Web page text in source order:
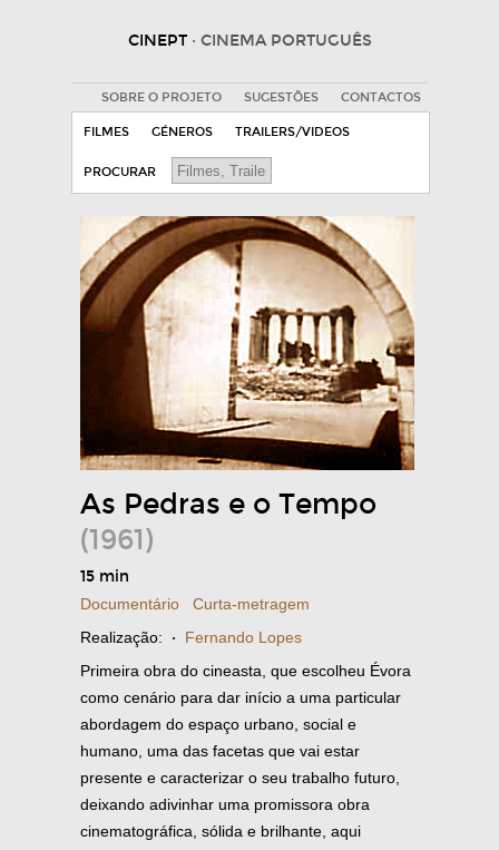
CINEPT · CINEMA PORTUGUÊS
SOBRE O PROJETO SUGESTÕES CONTACTOS
FILMES GÉNEROS TRAILERS/VIDEOS
PROCURAR
As Pedras e o Tempo
(1961)
15 min
Documentário
Curta-metragem
Realização: · Fernando Lopes
Primeira obra do cineasta, que escolheu Évora
como cenário para dar início a uma particular
abordagem do espaço urbano, social e
humano, uma das facetas que vai estar
presente e caracterizar o seu trabalho futuro,
deixando adivinhar uma promissora obra
cinematográfica, sólida e brilhante, aqui